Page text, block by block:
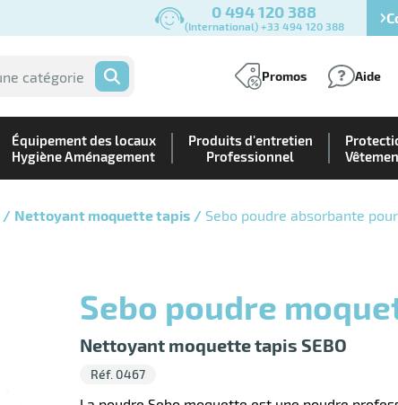
0 494 120 388
(International) +33 494 120 388
OK Promos Aide
Équipement des locaux
Hygiène Aménagement
Produits d'entretien
Professionnel
Nettoyant moquette tapis Sebo poudre absorbante
Sebo poudre
Nettoyant moquette tapis SEBO
Réf. 0467